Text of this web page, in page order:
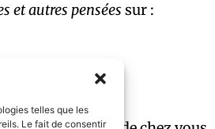
telles que les
Le fait de consentir
et autres pensées sur :